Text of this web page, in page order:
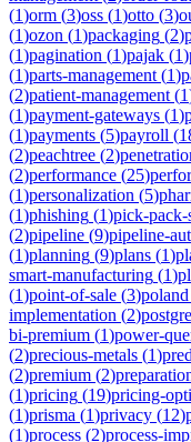
(1)orm (3)oss (1)otto (3)
(1)ozon (1)packaging (2)
(1)pagination (1)pajak (1)
(1)parts-management (1)
(2)patient-management (1
(1)payment-gateways (1)
(1)payments (5)payroll (
(2)peachtree (2)
(2)performance (25)
(1)personalization (5)
(1)phishing (1)pick-pack-
(2)pipeline (9)pipeline-
(1)planning (9)plans (1)
smart-manufacturing (1)
(1)point-of-sale (3)poland
implementation (2)
bi-premium (1)power-
(2)precious-metals (1)
(2)premium (2)
(1)pricing (19)pricing-
(1)prisma (1)privacy (12)
(1)process (2)process-